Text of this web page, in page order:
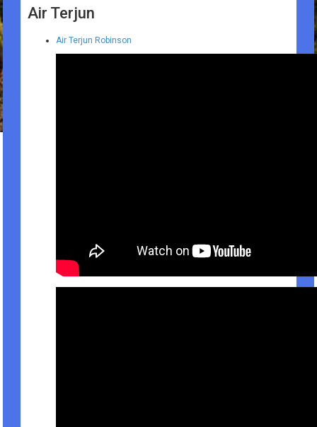
Air Terjun
Air Terjun Robinson